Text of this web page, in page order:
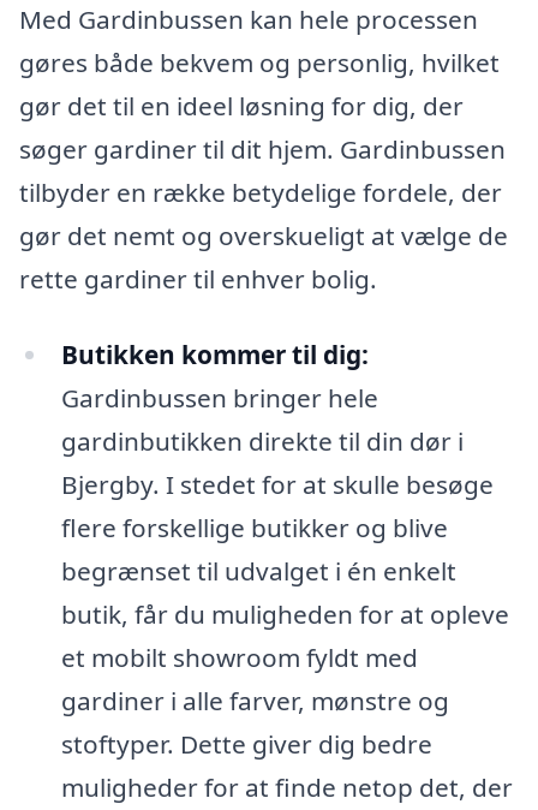
Med Gardinbussen kan hele processen
gøres både bekvem og personlig, hvilket
gør det til en ideel løsning for dig, der
søger gardiner til dit hjem. Gardinbussen
tilbyder en række betydelige fordele, der
gør det nemt og overskueligt at vælge de
rette gardiner til enhver bolig.
Butikken kommer til dig:
Gardinbussen bringer hele
gardinbutikken direkte til din dør i
Bjergby. I stedet for at skulle besøge
flere forskellige butikker og blive
begrænset til udvalget i én enkelt
butik, får du muligheden for at opleve
et mobilt showroom fyldt med
gardiner i alle farver, mønstre og
stoftyper. Dette giver dig bedre
muligheder for at finde netop det, der